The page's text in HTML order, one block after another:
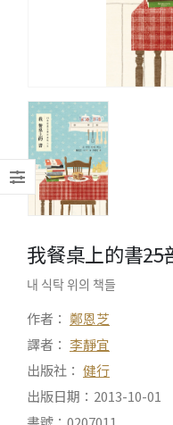
我餐桌上的書
내 식탁 위의 책들
作者： 鄭恩芝
譯者： 李靜宜
出版社： 健行
出版日期：2013-10-01